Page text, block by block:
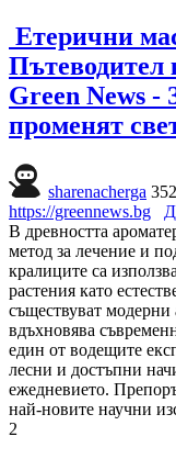
Етерични
Пътеводител
Green News -
променят
sharenacherga
https://greennews.bg
В древността
метод за лечение и
кралиците са
растения като
съществуват
вдъхновява
един от водещите
лесни и достъпни
ежедневието.
най-новите научни
2